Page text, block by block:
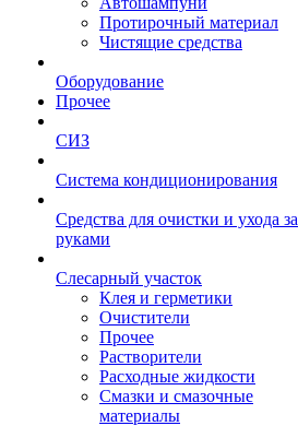
Протирочный материал
Чистящие средства
Оборудование
Прочее
СИЗ
Система кондиционирования
Средства для очистки и ухода за
руками
Слесарный участок
Клея и герметики
Очистители
Прочее
Растворители
Расходные жидкости
Смазки и смазочные
материалы